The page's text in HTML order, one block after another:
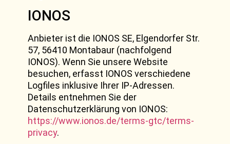
IONOS
Anbieter ist die IONOS SE, Elgendorfer Str.
57, 56410 Montabaur (nachfolgend
IONOS). Wenn Sie unsere Website
besuchen, erfasst IONOS verschiedene
Logfiles inklusive Ihrer IP-Adressen.
Details entnehmen Sie der
Datenschutzerklärung von IONOS:
https://www.ionos.de/terms-gtc/terms-
privacy.